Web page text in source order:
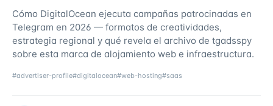
Cómo DigitalOcean ejecuta campañas patrocinadas en
Telegram en 2026 — formatos de creatividades,
estrategia regional y qué revela el archivo de tgadsspy
sobre esta marca de alojamiento web e infraestructura.
#advertiser-profile#digitalocean#web-hosting#saas